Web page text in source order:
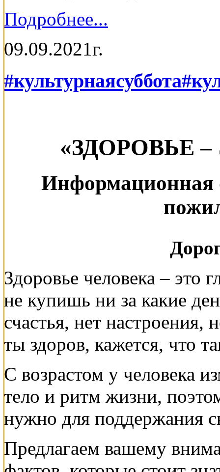
Подробнее...
09.09.2021г.
#культурнаясуббота
«ЗДОРОВЬЕ
Информационная
Здоровье человека – это
не купишь ни за какие
счастья, нет настроения,
ты здоров, кажется, что
С возрастом у человека
тело и ритм жизни,
нужно для поддержания
Предлагаем вашему